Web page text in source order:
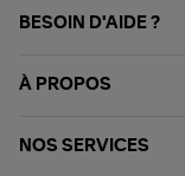
BESOIN D'AIDE ?
À PROPOS
NOS SERVICES